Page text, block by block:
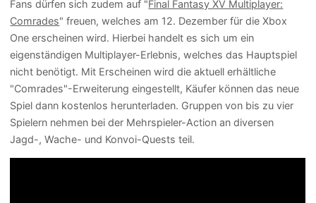
Fans dürfen sich zudem auf "Final Fantasy XV Multiplayer:
Comrades" freuen, welches am 12. Dezember für die Xbox
One erscheinen wird. Hierbei handelt es sich um ein
eigenständigen Multiplayer-Erlebnis, welches das Hauptspiel
nicht benötigt. Mit Erscheinen wird die aktuell erhältliche
"Comrades"-Erweiterung eingestellt, Käufer können das neue
Spiel dann kostenlos herunterladen. Gruppen von bis zu vier
Spielern nehmen bei der Mehrspieler-Action an diversen
Jagd-, Wache- und Konvoi-Quests teil.